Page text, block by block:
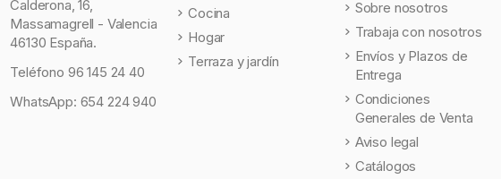
Calderona, 16,
Massamagrell - Valencia
46130 España.
Teléfono 96 145 24 40
WhatsApp: 654 224 940
Cocina
Hogar
Terraza y jardín
Sobre nosotros
Trabaja con nosotros
Envíos y Plazos de
Entrega
Condiciones
Generales de Venta
Aviso legal
Catálogos